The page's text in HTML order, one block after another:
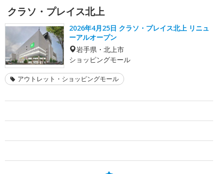
クラソ・プレイス北上
2026年4月25日 クラソ・プレイス北上 リニュ
ーアルオープン
岩手県・北上市
ショッピングモール
アウトレット・ショッピングモール